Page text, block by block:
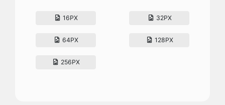
16PX 32PX
64PX 128PX
256PX